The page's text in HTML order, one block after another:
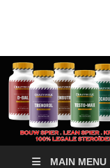
Crazy
Koop
België
MAIN MENU